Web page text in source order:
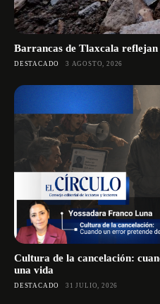
Barrancas de Tlaxcala
DESTACADO 3 AGOSTO, 2026
Cultura de la cancelación:
una vida
DESTACADO 31 JULIO, 2026